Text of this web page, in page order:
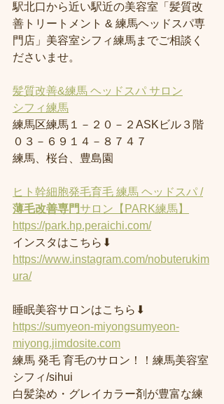
駅北口から近い駅近の美容室「髪質改
善トリートメント & 練馬ヘッドスパ専
門店」美容室シフィ練馬までご相談く
ださいませ。
髪質改善&練馬 ヘッドスパ サロン
シフィ練馬
練馬区練馬１－２０－２ASKビル３階
０３－６９１４－８７４７
練馬、桜台、豊島園
ヒト幹細胞発毛育毛 練馬 ヘッドスパ /
薄毛改善専門サロン【PARK練馬】
https://park.hp.peraichi.com/
インスタはこちら⬇︎
https://www.instagram.com/nobuterukim
ura/
睡眠美容サロンはこちら⬇︎
https://sumyeon-miyongsumyeon-
miyong.jimdosite.com
練馬 発毛 育毛のサロン！！練馬美容室
シフィ/sihui
白髪染め・グレイカラー剤が豊富な練